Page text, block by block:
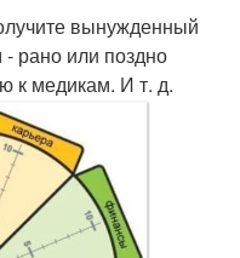
вынужденный
- рано или поздно
к медикам. И т. д.